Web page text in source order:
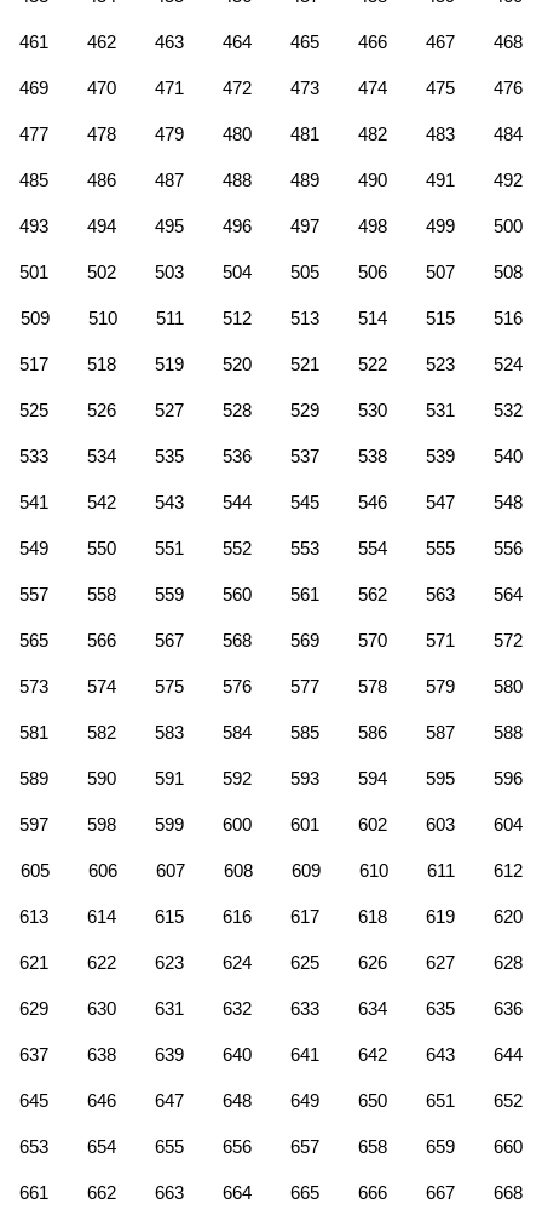
461 462 463 464 465 466 467 468
469 470 471 472 473 474 475 476
477 478 479 480 481 482 483 484
485 486 487 488 489 490 491 492
493 494 495 496 497 498 499 500
501 502 503 504 505 506 507 508
509 510 511 512 513 514 515 516
517 518 519 520 521 522 523 524
525 526 527 528 529 530 531 532
533 534 535 536 537 538 539 540
541 542 543 544 545 546 547 548
549 550 551 552 553 554 555 556
557 558 559 560 561 562 563 564
565 566 567 568 569 570 571 572
573 574 575 576 577 578 579 580
581 582 583 584 585 586 587 588
589 590 591 592 593 594 595 596
597 598 599 600 601 602 603 604
605 606 607 608 609 610 611 612
613 614 615 616 617 618 619 620
621 622 623 624 625 626 627 628
629 630 631 632 633 634 635 636
637 638 639 640 641 642 643 644
645 646 647 648 649 650 651 652
653 654 655 656 657 658 659 660
661 662 663 664 665 666 667 668